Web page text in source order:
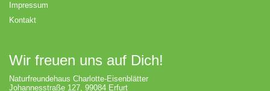
Impressum
Kontakt
Wir freuen uns auf Dich!
Naturfreundehaus Charlotte-Eisenblätter
Johannesstraße 127, 99084 Erfurt